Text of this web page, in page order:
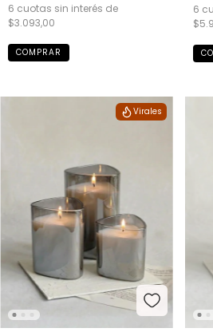
6 cuotas sin interés de
$3.093,00
6
Virales